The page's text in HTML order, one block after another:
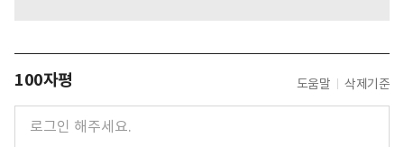
100자평 도움말 삭제기준